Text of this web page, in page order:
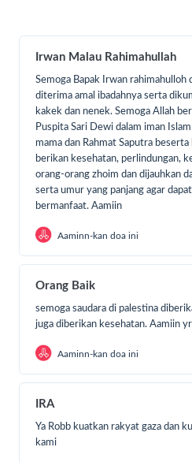
Irwan Malau Rahimahullah
Semoga Bapak Irwan rahimahulloh
diterima amal ibadahnya serta
kakek dan nenek. Semoga Allah
Puspita Sari Dewi dalam iman
mama dan Rahmat Saputra
berikan kesehatan, perlindungan,
orang-orang zhoim dan dijauhkan
serta umur yang panjang agar
bermanfaat. Aamiin
Aaminn-kan doa ini
Orang Baik
semoga saudara di palestina
juga diberikan kesehatan. Aamiin
Aaminn-kan doa ini
IRA
Ya Robb kuatkan rakyat gaza dan
kami